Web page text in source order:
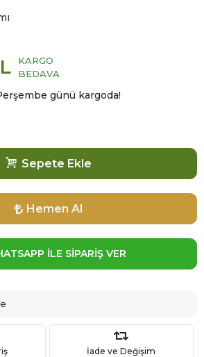
KARGO
BEDAVA
günü kargoda!
Sepete Ekle
Hemen Al
İLE SİPARİŞ VER
İade ve Değişim